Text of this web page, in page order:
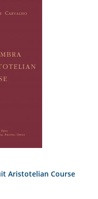
Aristotelian Course